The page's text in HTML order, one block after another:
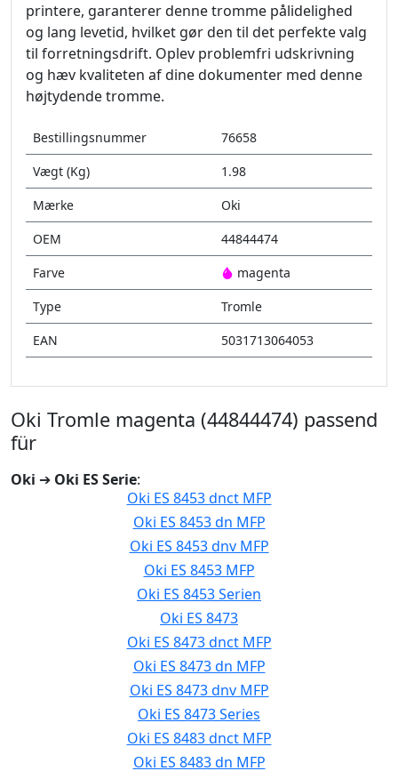
printere, garanterer denne tromme pålidelighed
og lang levetid, hvilket gør den til det perfekte valg
til forretningsdrift. Oplev problemfri udskrivning
og hæv kvaliteten af dine dokumenter med denne
højtydende tromme.
Bestillingsnummer
76658
Vægt (Kg)
1.98
Mærke
Oki
OEM
44844474
Farve
magenta
Type
Tromle
EAN
5031713064053
Oki Tromle magenta (44844474) passend
für
Oki ➔ Oki ES Serie:
Oki ES 8453 dnct MFP
Oki ES 8453 dn MFP
Oki ES 8453 dnv MFP
Oki ES 8453 MFP
Oki ES 8453 Serien
Oki ES 8473
Oki ES 8473 dnct MFP
Oki ES 8473 dn MFP
Oki ES 8473 dnv MFP
Oki ES 8473 Series
Oki ES 8483 dnct MFP
Oki ES 8483 dn MFP